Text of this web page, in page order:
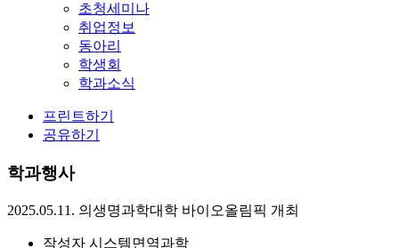
초청세미나
취업정보
동아리
학생회
학과소식
프린트하기
공유하기
학과행사
2025.05.11. 의생명과학대학 바이오올림픽 개최
작성자 시스템면역과학